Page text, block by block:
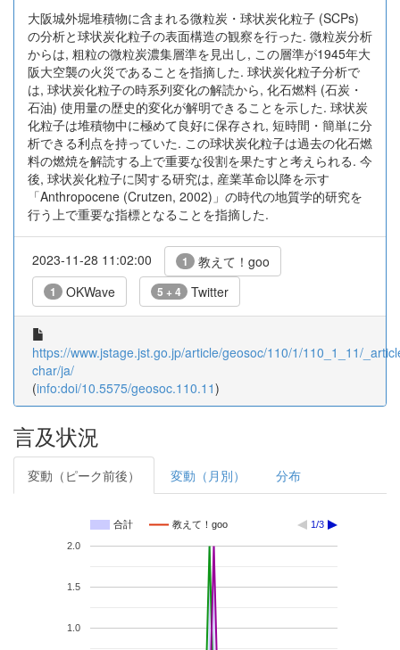
大阪城外堀堆積物に含まれる微粒炭・球状炭化粒子 (SCPs)
の分析と球状炭化粒子の表面構造の観察を行った. 微粒炭分析
からは, 粗粒の微粒炭濃集層準を見出し, この層準が1945年大
阪大空襲の火災であることを指摘した. 球状炭化粒子分析で
は, 球状炭化粒子の時系列変化の解読から, 化石燃料 (石炭・
石油) 使用量の歴史的変化が解明できることを示した. 球状炭
化粒子は堆積物中に極めて良好に保存され, 短時間・簡単に分
析できる利点を持っていた. この球状炭化粒子は過去の化石燃
料の燃焼を解読する上で重要な役割を果たすと考えられる. 今
後, 球状炭化粒子に関する研究は, 産業革命以降を示す
「Anthropocene (Crutzen, 2002)」の時代の地質学的研究を
行う上で重要な指標となることを指摘した.
2023-11-28 11:02:00 1 教えて！goo
1 OKWave 5 + 4 Twitter
https://www.jstage.jst.go.jp/article/geosoc/110/1/110_1_11/
char/ja/
(info:doi/10.5575/geosoc.110.11)
言及状況
変動（ピーク前後） 変動（月別） 分布
合計 教えて！goo 1/3
1.0
1.5
2.0